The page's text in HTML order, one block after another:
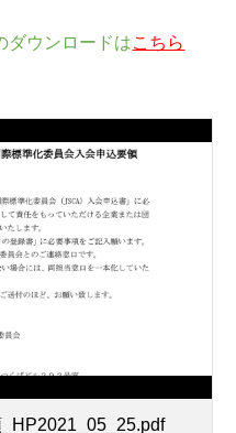
ウンロードはこちら